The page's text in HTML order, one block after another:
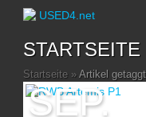
STARTSEITE
Startseite » Artikel
SEP.